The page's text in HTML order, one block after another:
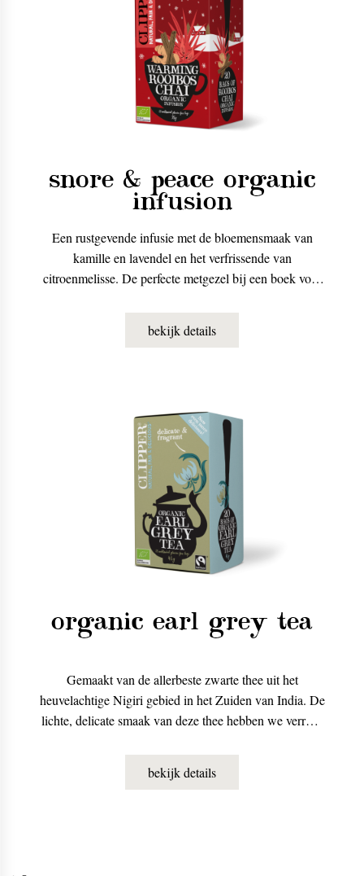
snore & peace organic
infusion
Een rustgevende infusie met de bloemensmaak van
kamille en lavendel en het verfrissende van
citroenmelisse. De perfecte metgezel bij een boek voor
bekijk details
organic earl grey tea
Gemaakt van de allerbeste zwarte thee uit het
heuvelachtige Nigiri gebied in het Zuiden van India. De
lichte, delicate smaak van deze thee hebben we verrijkt
bekijk details